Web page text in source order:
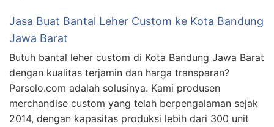
Jasa Buat Bantal Leher Custom ke Kota Bandung
Jawa Barat
Butuh bantal leher custom di Kota Bandung Jawa Barat
dengan kualitas terjamin dan harga transparan?
Parselo.com adalah solusinya. Kami produsen
merchandise custom yang telah berpengalaman sejak
2014, dengan kapasitas produksi lebih dari 300 unit